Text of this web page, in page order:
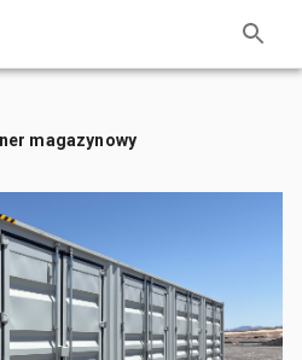
magazynowy